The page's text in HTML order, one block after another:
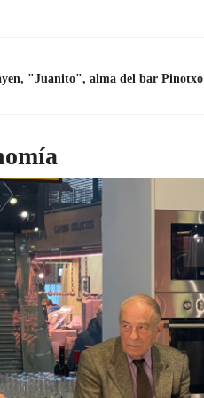
"Juanito", alma del bar Pinotxo